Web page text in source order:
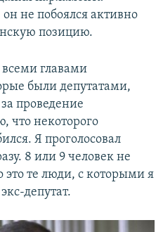
не побоялся активно
позицию.
всеми главами
были депутатами,
проведение
что некоторого
Я проголосовал
8 или 9 человек не
это те люди, с которыми я
депутат.